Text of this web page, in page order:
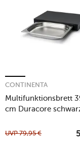
Multifunktionsbrett
cm Duracore
CONTINENTA
UVP79,95 €